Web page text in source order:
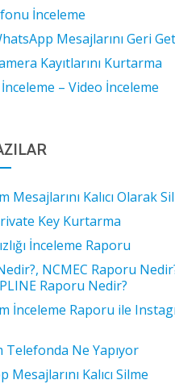
İnceleme
Mesajlarını Geri
Kayıtlarını Kurtarma
– Video İnceleme
Mesajlarını Kalıcı Olarak
Key Kurtarma
İnceleme Raporu
NCMEC Raporu
Raporu Nedir?
İnceleme Raporu ile
Telefonda Ne Yapıyor
Mesajlarını Kalıcı Silme